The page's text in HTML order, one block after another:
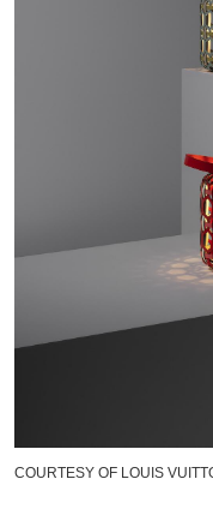
COURTESY OF LOUIS